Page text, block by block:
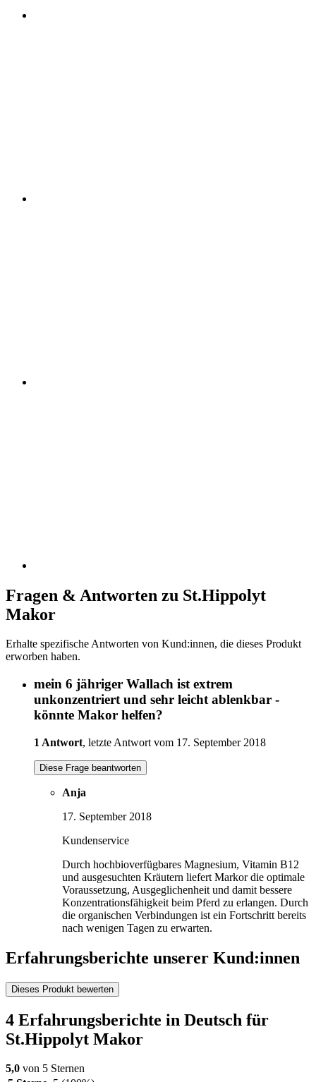
Fragen & Antworten zu St.Hippolyt
Makor
Erhalte spezifische Antworten von Kund:innen, die dieses Produkt
erworben haben.
mein 6 jähriger Wallach ist extrem
unkonzentriert und sehr leicht ablenkbar -
könnte Makor helfen?
1 Antwort, letzte Antwort vom 17. September 2018
Diese Frage beantworten
Anja
17. September 2018
Kundenservice
Durch hochbioverfügbares Magnesium, Vitamin B12
und ausgesuchten Kräutern liefert Markor die optimale
Voraussetzung, Ausgeglichenheit und damit bessere
Konzentrationsfähigkeit beim Pferd zu erlangen. Durch
die organischen Verbindungen ist ein Fortschritt bereits
nach wenigen Tagen zu erwarten.
Erfahrungsberichte unserer Kund:innen
Dieses Produkt bewerten
4 Erfahrungsberichte in Deutsch für
St.Hippolyt Makor
5,0 von 5 Sternen